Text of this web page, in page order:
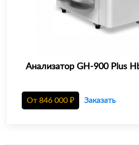
Анализатор GH-900 Plus
От 846 000 ₽ Заказать